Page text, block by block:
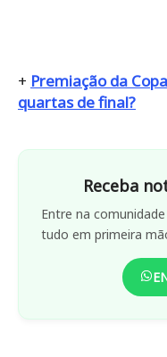
+ Premiação da
quartas de final?
Receba
Entre na
tudo em primeira